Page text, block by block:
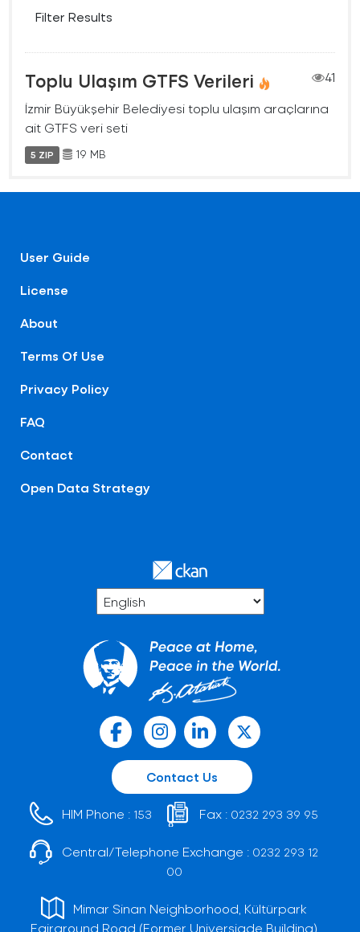
Filter Results
Toplu Ulaşım GTFS Verileri
41
İzmir Büyükşehir Belediyesi toplu ulaşım araçlarına
ait GTFS veri seti
5 ZIP 19 MB
User Guide
License
About
Terms Of Use
Privacy Policy
FAQ
Contact
Open Data Strategy
Contact Us
HIM Phone : 153 Fax : 0232 293 39 95
Central/Telephone Exchange : 0232 293 12
00
Mimar Sinan Neighborhood, Kültürpark
Fairground Road (Former Universiade Building)